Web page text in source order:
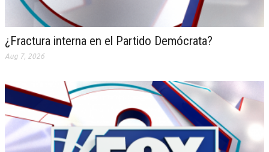
¿Fractura interna en el Partido Demócrata?
Aug 7, 2026